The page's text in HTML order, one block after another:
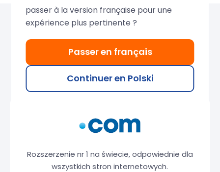
Uzyskaj najlepszą ofertę
na transfer domeny
Rozszerzenie nr 1 na świecie, odpowiednie dla
wszystkich stron internetowych.
passer à la version française pour une
expérience plus pertinente ?
Passer en français
Continuer en Polski